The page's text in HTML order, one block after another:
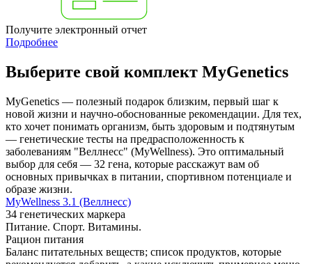
Получите электронный отчет
Подробнее
Выберите свой комплект MyGenetics
MyGenetics — полезный подарок близким, первый шаг к
новой жизни и научно-обоснованные рекомендации. Для тех,
кто хочет понимать организм, быть здоровым и подтянутым
— генетические тесты на предрасположенность к
заболеваниям "Веллнесс" (MyWellness). Это оптимальный
выбор для себя — 32 гена, которые расскажут вам об
основных привычках в питании, спортивном потенциале и
образе жизни.
MyWellness 3.1 (Веллнесс)
34 генетических маркера
Питание. Спорт. Витамины.
Рацион питания
Баланс питательных веществ; список продуктов, которые